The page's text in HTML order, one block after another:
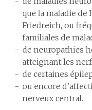
que la maladie de
Friedreich, ou
familiales de
de neuropathies
atteignant les
de certaines
ou encore
nerveux central.